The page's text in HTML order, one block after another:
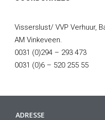
Visserslust/ VVP Verhuur,
AM Vinkeveen.
0031 (0)294 – 293 473
0031 (0)6 – 520 255 55
ADRESSE